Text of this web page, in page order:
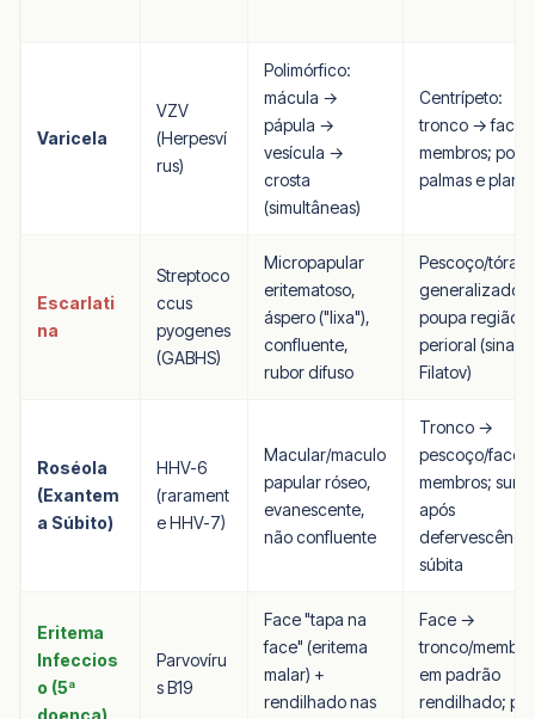
Varicela
VZV
(Herpesví
rus)
Polimórfico:
mácula →
pápula →
vesícula →
crosta
(simultâneas)
Centrípeto:
tronco → face
membros;
palmas e
Escarlati
na
Streptoco
ccus
pyogenes
(GABHS)
Micropapular
eritematoso,
áspero ("lixa"),
confluente,
rubor difuso
Pescoço/tórax
generalizado;
poupa região
perioral (sinal
Filatov)
Roséola
(Exantem
a Súbito)
HHV-6
(rarament
e HHV-7)
Macular/maculo
papular róseo,
evanescente,
não confluente
Tronco →
pescoço/face
membros;
após
defervescência
súbita
Eritema
Infeccios
o (5ª
Parvovíru
s B19
Face "tapa na
face" (eritema
malar) +
rendilhado nas
Face →
tronco/
em padrão
rendilhado;